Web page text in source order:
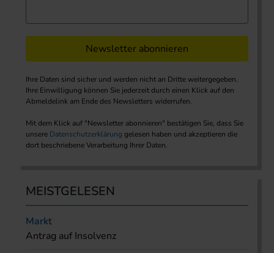
Newsletter abonnieren
Ihre Daten sind sicher und werden nicht an Dritte weitergegeben.
Ihre Einwilligung können Sie jederzeit durch einen Klick auf den
Abmeldelink am Ende des Newsletters widerrufen.
Mit dem Klick auf "Newsletter abonnieren" bestätigen Sie, dass Sie
unsere Datenschutzerklärung gelesen haben und akzeptieren die
dort beschriebene Verarbeitung Ihrer Daten.
MEISTGELESEN
Markt
Antrag auf Insolvenz